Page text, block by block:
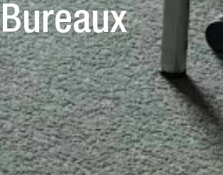
Bureaux